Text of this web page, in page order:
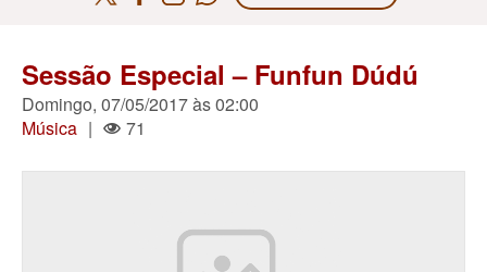
Sessão Especial – Funfun Dúdú
Domingo, 07/05/2017 às 02:00
Música | 71